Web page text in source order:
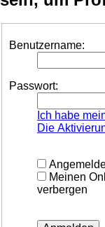
Benutzername:
Passwort:
Ich habe
Die
Meinen
verbergen